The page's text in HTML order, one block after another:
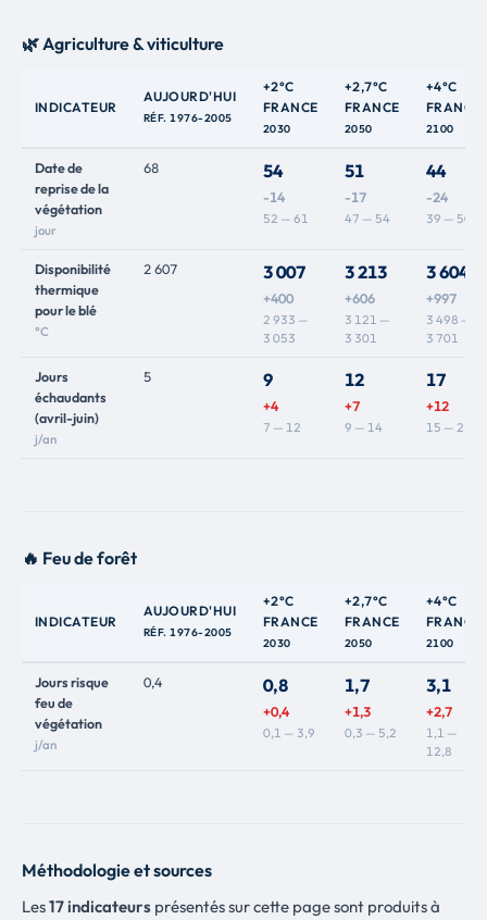
🌿 Agriculture & viticulture
INDICATEUR
AUJOURD'HUI
RÉF. 1976-2005
+2°C
FRANCE
2030
+2,7°C
FRANCE
2050
+4°C
FRANCE
2100
Date de
reprise de la
végétation
jour
68 54
-14
52 — 61
51
-17
47 — 54
44
-24
39 — 50
Disponibilité
thermique
pour le blé
°C
2 607 3 007
+400
2 933 —
3 053
3 213
+606
3 121 —
3 301
3 604
+997
3 498 —
3 701
Jours
échaudants
(avril-juin)
j/an
5 9
+4
7 — 12
12
+7
9 — 14
17
+12
15 — 23
🔥 Feu de forêt
INDICATEUR
AUJOURD'HUI
RÉF. 1976-2005
+2°C
FRANCE
2030
+2,7°C
FRANCE
2050
+4°C
FRANCE
2100
Jours risque
feu de
végétation
j/an
0,4 0,8
+0,4
0,1 — 3,9
1,7
+1,3
0,3 — 5,2
3,1
+2,7
1,1 —
12,8
Méthodologie et sources
Les17 indicateurs présentés sur cette page sont produits à